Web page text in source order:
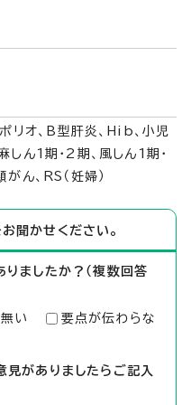
リオ、B型肝炎、Hib、小児
しん1期・2期、風しん1期・
ん、RS（妊婦）
聞かせください。
ましたか？（複数回答
い
要点が伝わらな
見がありましたらご記入